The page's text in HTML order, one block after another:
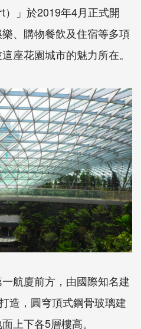
」於2019年4月正式開
、購物餐飲及住宿等多項
座花園城市的魅力所在。
航廈前方，由國際知名建
造，圓穹頂式鋼骨玻璃建
上下各5層樓高。